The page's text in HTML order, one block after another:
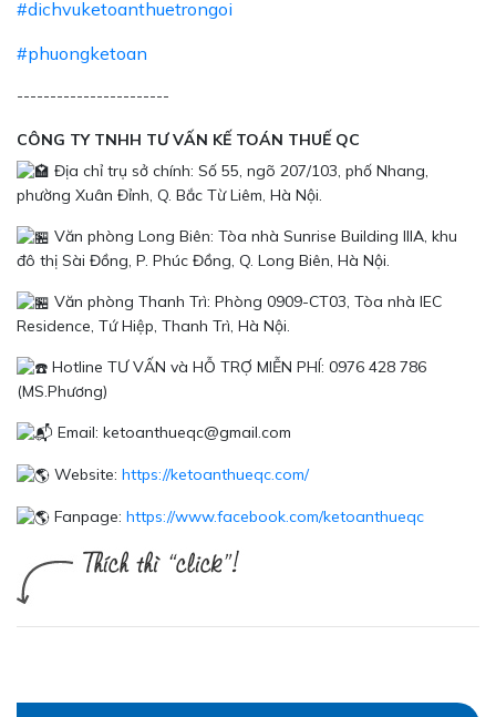
#dichvuketoanthuetrongoi
#phuongketoan
-----------------------
CÔNG TY TNHH TƯ VẤN KẾ TOÁN THUẾ QC
Địa chỉ trụ sở chính: Số 55, ngõ 207/103, phố Nhang,
phường Xuân Đỉnh, Q. Bắc Từ Liêm, Hà Nội.
Văn phòng Long Biên: Tòa nhà Sunrise Building IIIA, khu
đô thị Sài Đồng, P. Phúc Đồng, Q. Long Biên, Hà Nội.
Văn phòng Thanh Trì: Phòng 0909-CT03, Tòa nhà IEC
Residence, Tứ Hiệp, Thanh Trì, Hà Nội.
Hotline TƯ VẤN và HỖ TRỢ MIỄN PHÍ: 0976 428 786
(MS.Phương)
Email: ketoanthueqc@gmail.com
Website: https://ketoanthueqc.com/
Fanpage: https://www.facebook.com/ketoanthueqc